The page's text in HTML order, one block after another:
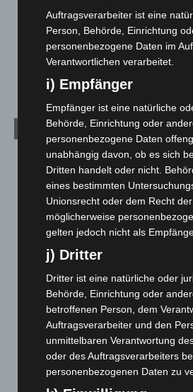
Über uns
Veranstaltungen
Archiv
August 2026(12)
Juli 2026(73)
Juni 2026(139)
Mai 2026(99)
März 2026
Februar 2026
(109)
Januar 2026(122)
Dezember 2025(103)
November 2025 (114)
Oktober 2025(112)
Auftragsverarbeiter ist eine
Person, Behörde, Einrichtung
personenbezogene Daten im
Verantwortlichen verarbeitet.
i) Empfänger
Empfänger ist eine natürliche
Behörde, Einrichtung oder
personenbezogene Daten
unabhängig davon, ob es sich
Dritten handelt oder nicht.
eines bestimmten
Unionsrecht oder dem Recht
möglicherweise
gelten jedoch nicht als
j) Dritter
Dritter ist eine natürliche oder
Behörde, Einrichtung oder
betroffenen Person, dem
Auftragsverarbeiter und den
unmittelbaren Verantwortung
oder des Auftragsverarbeiters
personenbezogenen Daten zu